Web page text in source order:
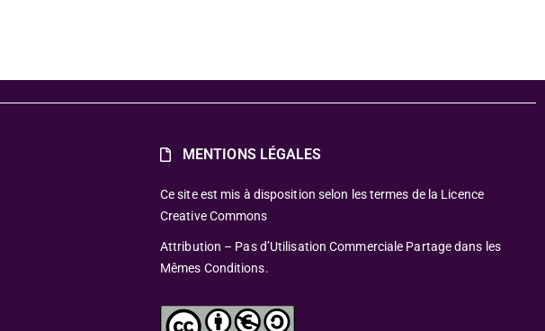
MENTIONS LÉGALES
Ce site est mis à disposition selon les termes de la Licence
Creative Commons
Attribution – Pas d’Utilisation Commerciale Partage dans les
Mêmes Conditions.